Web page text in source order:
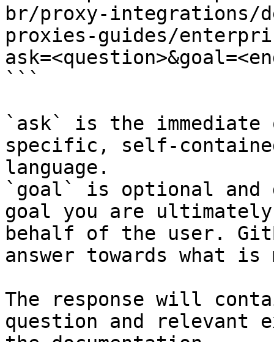
br/proxy-integrations/
proxies-guides/
```
`ask` is the
specific, self-
language.
`goal` is optional and
goal you are
behalf of the user.
answer towards what
The response will
question and relevant